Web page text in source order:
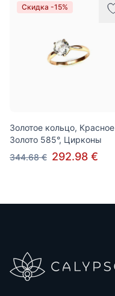
Скидка -15%
Золотое кольцо, Красное
Золото 585°, Цирконы
344.68 € 292.98 €